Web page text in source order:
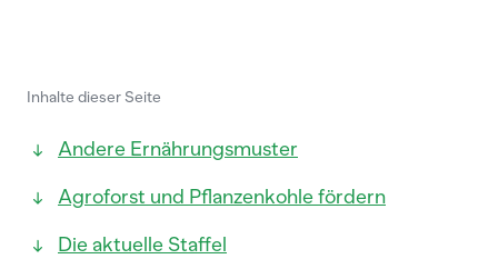
Inhalte dieser Seite
Andere Ernährungsmuster
Agroforst und Pflanzenkohle fördern
Die aktuelle Staffel